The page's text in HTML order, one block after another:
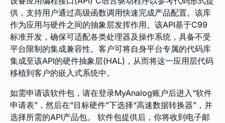
供，支持用户通过高级函数调用快速完成产品配置。该库
作为应用与硬件之间的抽象层发挥作用。该API基于C99
标准开发，确保可适配各类处理器及操作系统，具备不受
平台限制的集成兼容性。客户可将自身平台专属的代码库
集成至该API的硬件抽象层(HAL)，从而将这一应用层代码
移植到客户的嵌入式系统中。
如需申请该软件包，请在登录MyAnalog账户后进入“软件
申请表”，然后在“目标硬件”下选择“高速数据转换器”，并
选择所需的API产品包。 软件包提供后，你将收到电子邮